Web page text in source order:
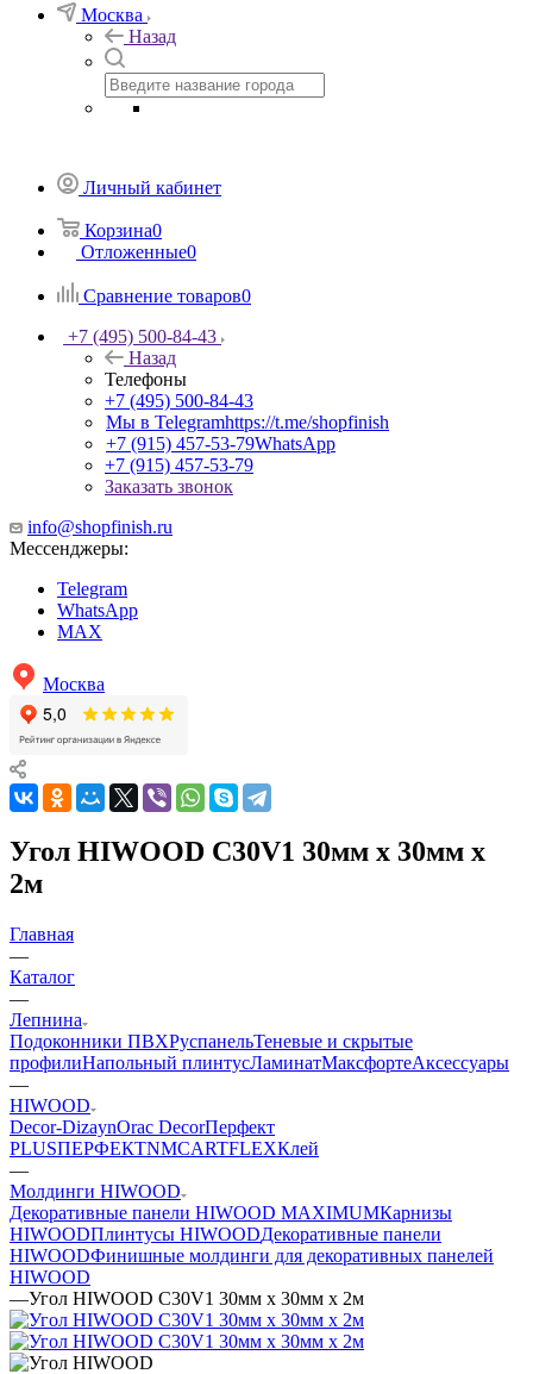
Москва
Назад
Личный кабинет
Корзина0
Отложенные0
Сравнение товаров0
+7 (495) 500-84-43
Назад
Телефоны
+7 (495) 500-84-43
Мы в Telegramhttps://t.me/shopfinish
+7 (915) 457-53-79WhatsApp
+7 (915) 457-53-79
Заказать звонок
info@shopfinish.ru
Мессенджеры:
Telegram
WhatsApp
MAX
Москва
Угол HIWOOD C30V1 30мм х 30мм х
2м
Главная
—
Каталог
—
Лепнина
Подоконники ПВХРуспанельТеневые и скрытые
профилиНапольный плинтусЛаминатМаксфортеАксессуары
—
HIWOOD
Decor-DizaynOrac DecorПерфект
PLUSПЕРФЕКТNMCARTFLEXКлей
—
Молдинги HIWOOD
Декоративные панели HIWOOD MAXIMUMКарнизы
HIWOODПлинтусы HIWOODДекоративные панели
HIWOODФинишные молдинги для декоративных панелей
HIWOOD
—Угол HIWOOD C30V1 30мм х 30мм х 2м